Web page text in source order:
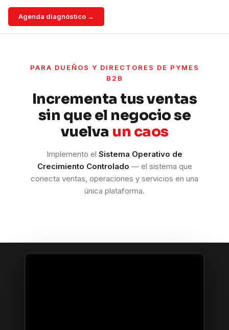
Agenda diagnóstico →
PARA DUEÑOS Y DIRECTORES DE PYMES
B2B
Incrementa tus ventas
sin que el negocio se
vuelva un caos
Implemento el Sistema Operativo de
Crecimiento Controlado — el sistema que
conecta ventas, operaciones y servicios en una
única plataforma.